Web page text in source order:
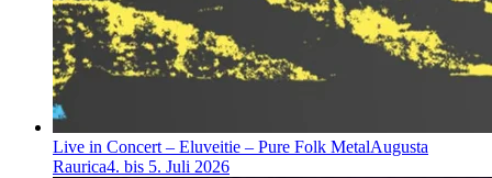
Live in Concert – Eluveitie – Pure Folk MetalAugusta
Raurica4. bis 5. Juli 2026